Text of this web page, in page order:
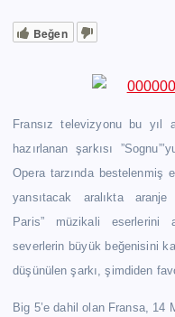
Beğen
Fransız televizyonu bu yıl
hazırlanan şarkısı
Opera tarzında bestelenmiş
yansıtacak aralıkta
Paris” müzikali eserlerini
severlerin büyük beğenisini
düşünülen şarkı, şimdiden
Big 5’e dahil olan Fransa, 14